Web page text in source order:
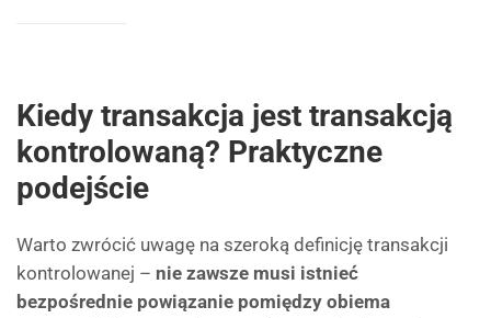
Kiedy transakcja jest transakcją
kontrolowaną? Praktyczne
podejście
Warto zwrócić uwagę na szeroką definicję transakcji
kontrolowanej – nie zawsze musi istnieć
bezpośrednie powiązanie pomiędzy obiema